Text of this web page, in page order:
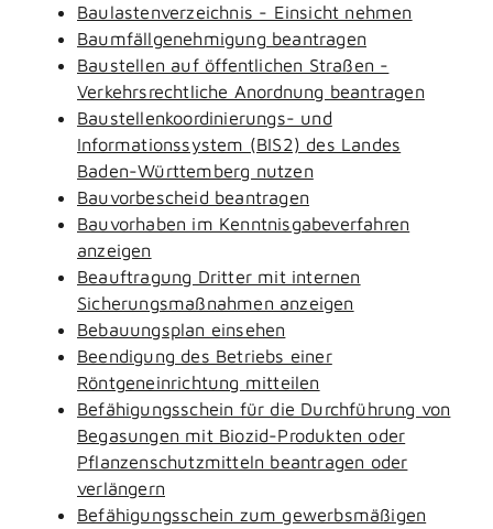
Baulastenverzeichnis - Einsicht nehmen
Baumfällgenehmigung beantragen
Baustellen auf öffentlichen Straßen -
Verkehrsrechtliche Anordnung beantragen
Baustellenkoordinierungs- und
Informationssystem (BIS2) des Landes
Baden-Württemberg nutzen
Bauvorbescheid beantragen
Bauvorhaben im Kenntnisgabeverfahren
anzeigen
Beauftragung Dritter mit internen
Sicherungsmaßnahmen anzeigen
Bebauungsplan einsehen
Beendigung des Betriebs einer
Röntgeneinrichtung mitteilen
Befähigungsschein für die Durchführung von
Begasungen mit Biozid-Produkten oder
Pflanzenschutzmitteln beantragen oder
verlängern
Befähigungsschein zum gewerbsmäßigen